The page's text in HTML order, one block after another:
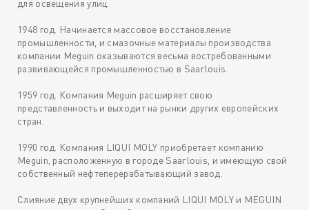
для освещения улиц.
1948 год. Начинается массовое восстановление
промышленности, и смазочные материалы производства
компании Meguin оказываются весьма востребованными
развивающейся промышленностью в Saarlouis.
1959 год. Компания Meguin расширяет свою
представленность и выходит на рынки других европейских
стран.
1990 год. Компания LIQUI MOLY приобретает компанию
Meguin, расположенную в городе Saarlouis, и имеющую свой
собственный нефтеперерабатывающий завод.
Слияние двух крупнейших компаний LIQUI MOLY и MEGUIN